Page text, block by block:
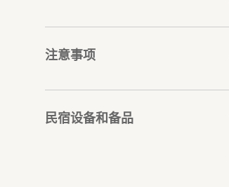
注意事项
民宿设备和备品